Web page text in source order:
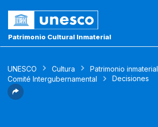
Patrimonio Cultural Inmaterial
UNESCO Cultura Patrimonio inmaterial
Comité Intergubernamental
Decisiones